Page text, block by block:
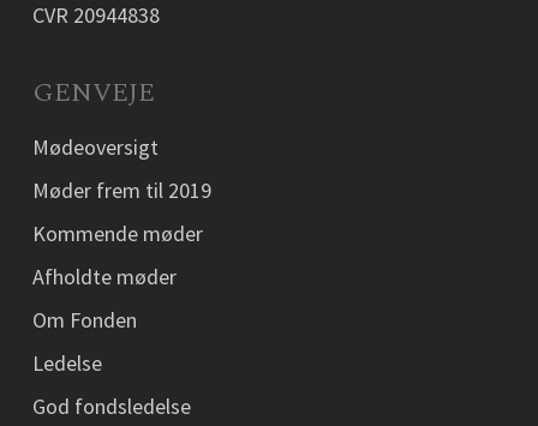
CVR 20944838
GENVEJE
Mødeoversigt
Møder frem til 2019
Kommende møder
Afholdte møder
Om Fonden
Ledelse
God fondsledelse